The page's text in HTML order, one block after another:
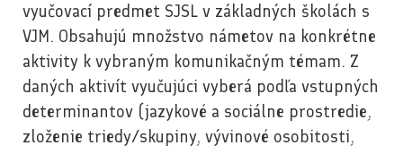
vyučovací predmet SJSL v základných školách s
VJM. Obsahujú množstvo námetov na konkrétne
aktivity k vybraným komunikačným témam. Z
daných aktivít vyučujúci vyberá podľa vstupných
determinantov (jazykové a sociálne prostredie,
zloženie triedy/skupiny, vývinové osobitosti,